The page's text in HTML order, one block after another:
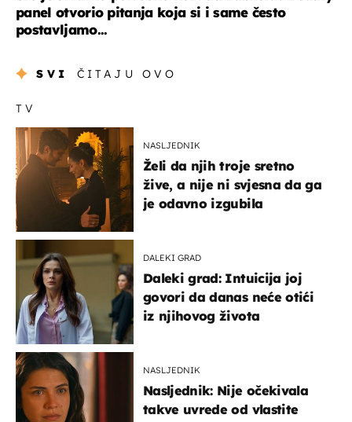
panel otvorio pitanja koja si i same često
postavljamo...
SVI ČITAJU OVO
TV
NASLJEDNIK
Želi da njih troje sretno
žive, a nije ni svjesna da ga
je odavno izgubila
DALEKI GRAD
Daleki grad: Intuicija joj
govori da danas neće otići
iz njihovog života
NASLJEDNIK
Nasljednik: Nije očekivala
takve uvrede od vlastite